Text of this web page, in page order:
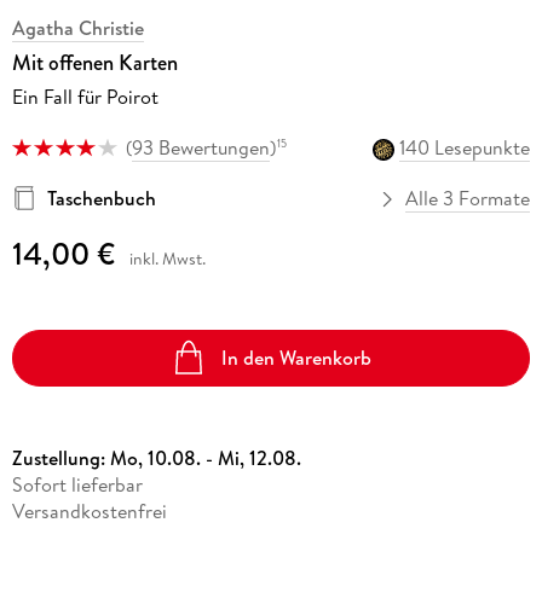
Agatha Christie
Mit offenen Karten
Ein Fall für Poirot
(93 Bewertungen)15
140 Lesepunkte
Taschenbuch
Alle 3 Formate
14,00 € inkl. Mwst.
In den Warenkorb
Zustellung:Mo, 10.08. - Mi, 12.08.
Sofort lieferbar
Versandkostenfrei